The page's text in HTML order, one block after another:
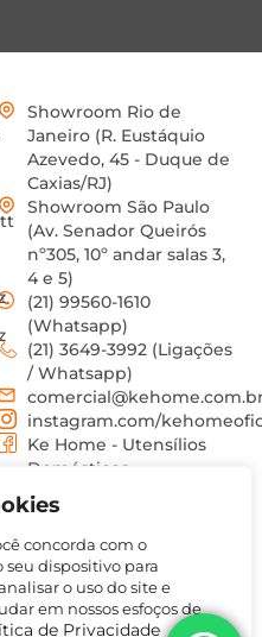
concorda com o
dispositivo para
o uso do site e
em nossos esfoços de
de Privacidade
Showroom Rio de
Janeiro (R. Eustáquio
Azevedo, 45 - Duque de
Caxias/RJ)
Showroom São Paulo
(Av. Senador Queirós
nº305, 10º andar salas 3,
4 e 5)
(21) 99560-1610
(Whatsapp)
(21) 3649-3992 (Ligações
/ Whatsapp)
instagram.com/
Ke Home - Utensílios
Domésticos